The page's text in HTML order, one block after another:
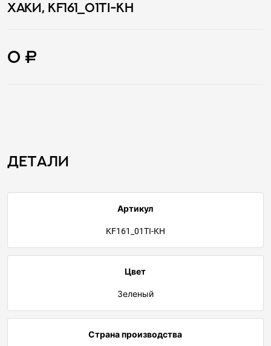
ХАКИ, KF161_01TI-KH
0 ₽
Детали
Артикул
KF161_01TI-KH
Цвет
Зеленый
Страна производства